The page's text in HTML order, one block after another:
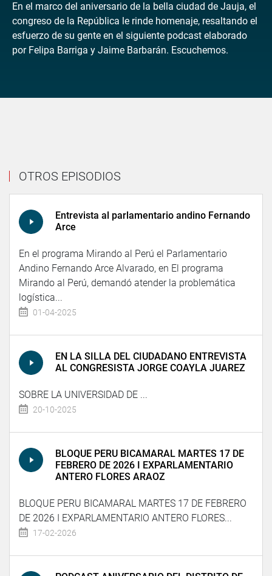
En el marco del aniversario de la bella ciudad de Jauja, el
congreso de la República le rinde homenaje, resaltando el
esfuerzo de su gente en el siguiente podcast elaborado
por Felipa Barriga y Jaime Barbarán. Escuchemos.
OTROS EPISODIOS
Entrevista al parlamentario andino Fernando
Arce
En el programa Mirando al Perú el Parlamentario
Andino Fernando Arce Alvarado, en El programa
Mirando al Perú, demandó atender la problemática
logística...
01-04-2025
EN LA SILLA DEL CIUDADANO ENTREVISTA
AL CONGRESISTA JORGE COAYLA JUAREZ
SOBRE LA UNIVERSIDAD DE ...
20-10-2025
BLOQUE PERU BICAMARAL MARTES 17 DE
FEBRERO DE 2026 I EXPARLAMENTARIO
ANTERO FLORES ARAOZ
BLOQUE PERU BICAMARAL MARTES 17 DE FEBRERO
DE 2026 I EXPARLAMENTARIO ANTERO FLORES...
17-02-2026